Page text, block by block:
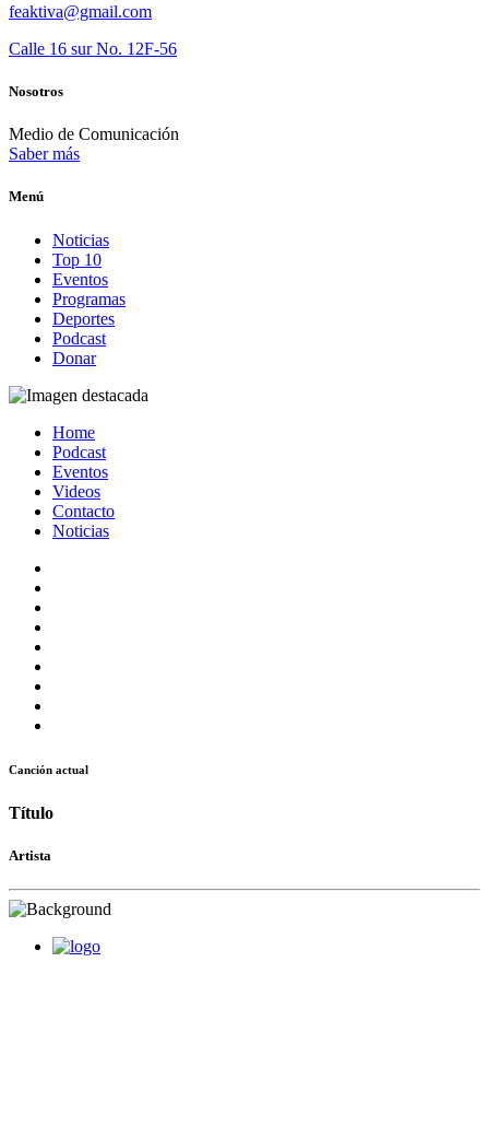
feaktiva@gmail.com
Calle 16 sur No. 12F-56
Nosotros
Medio de Comunicación
Saber más
Menú
Noticias
Top 10
Eventos
Programas
Deportes
Podcast
Donar
Home
Podcast
Eventos
Videos
Contacto
Noticias
Canción actual
Título
Artista